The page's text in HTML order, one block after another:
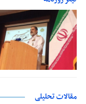
مقالات تحلیلی